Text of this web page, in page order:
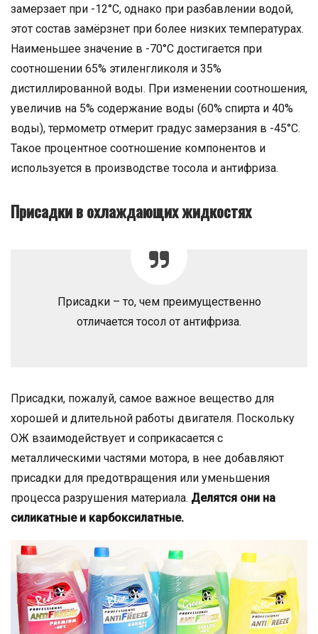
замерзает при -12°С, однако при разбавлении водой,
этот состав замёрзнет при более низких температурах.
Наименьшее значение в -70°С достигается при
соотношении 65% этиленгликоля и 35%
дистиллированной воды. При изменении соотношения,
увеличив на 5% содержание воды (60% спирта и 40%
воды), термометр отмерит градус замерзания в -45°С.
Такое процентное соотношение компонентов и
используется в производстве тосола и антифриза.
Присадки в охлаждающих жидкостях
Присадки – то, чем преимущественно
отличается тосол от антифриза.
Присадки, пожалуй, самое важное вещество для
хорошей и длительной работы двигателя. Поскольку
ОЖ взаимодействует и соприкасается с
металлическими частями мотора, в нее добавляют
присадки для предотвращения или уменьшения
процесса разрушения материала. Делятся они на
силикатные и карбоксилатные.